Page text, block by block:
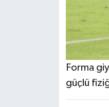
Forma
güçlü